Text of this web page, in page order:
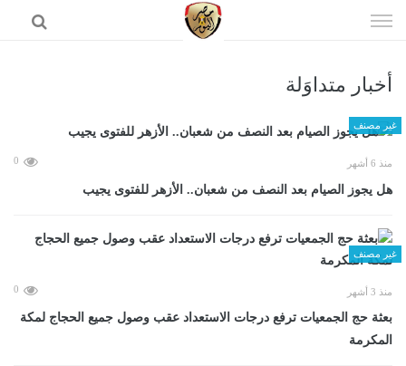
الى
أخبار متداوَلة
غير مصنف
منذ 6 أشهر 0
هل يجوز الصيام بعد النصف من شعبان.. الأزهر للفتوى يجيب
غير مصنف
منذ 3 أشهر 0
بعثة حج الجمعيات ترفع درجات الاستعداد عقب وصول جميع الحجاج لمكة
المكرمة